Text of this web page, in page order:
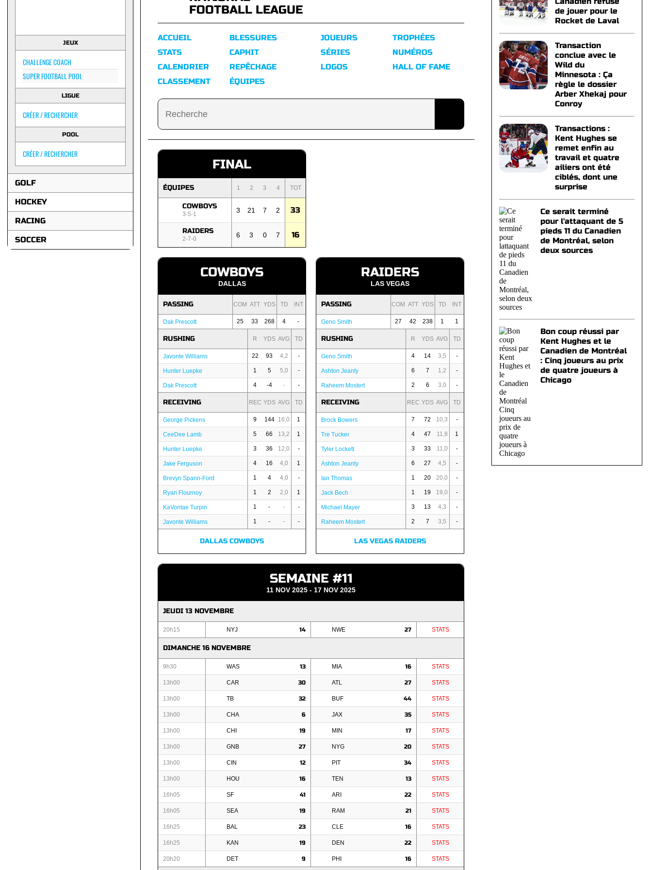
JEUX
CHALLENGE COACH
SUPER FOOTBALL POOL
LIGUE
CRÉER / RECHERCHER
POOL
CRÉER / RECHERCHER
GOLF
HOCKEY
RACING
SOCCER
FOOTBALL LEAGUE
ACCUEIL
STATS
CALENDRIER
CLASSEMENT
BLESSURES
CAPHIT
REPÊCHAGE
ÉQUIPES
JOUEURS
SÉRIES
LOGOS
TROPHÉES
NUMÉROS
HALL OF FAME
FINAL
ÉQUIPES 1 2 3 4 TOT
COWBOYS
3-5-1 3 21 7 2 33
RAIDERS
2-7-0 6 3 0 7 16
COWBOYS
DALLAS
PASSING COM ATT YDS TD INT
Dak Prescott 25 33 268 4 -
RUSHING R YDS AVG TD
Javonte Williams 22 93 4,2 -
Hunter Luepke 1 5 5,0 -
Dak Prescott 4 -4 - -
RECEIVING REC YDS AVG TD
George Pickens 9 144 16,0 1
CeeDee Lamb 5 66 13,2 1
Hunter Luepke 3 36 12,0 -
Jake Ferguson 4 16 4,0 1
Brevyn Spann-Ford 1 4 4,0 -
Ryan Flournoy 1 2 2,0 1
KaVontae Turpin 1 - - -
Javonte Williams 1 - - -
DALLAS COWBOYS
RAIDERS
LAS VEGAS
PASSING COM ATT YDS TD INT
Geno Smith 27 42 238 1 1
RUSHING R YDS AVG TD
Geno Smith 4 14 3,5 -
Ashton Jeanty 6 7 1,2 -
Raheem Mostert 2 6 3,0 -
RECEIVING REC YDS AVG TD
Brock Bowers 7 72 10,3 -
Tre Tucker 4 47 11,8 1
Tyler Lockett 3 33 11,0 -
Ashton Jeanty 6 27 4,5 -
Ian Thomas 1 20 20,0 -
Jack Bech 1 19 19,0 -
Michael Mayer 3 13 4,3 -
Raheem Mostert 2 7 3,5 -
LAS VEGAS RAIDERS
SEMAINE #11
11 NOV 2025 - 17 NOV 2025
JEUDI 13 NOVEMBRE
20h15 NYJ 14 NWE 27 STATS
DIMANCHE 16 NOVEMBRE
9h30 WAS 13 MIA 16 STATS
13h00 CAR 30 ATL 27 STATS
13h00 TB 32 BUF 44 STATS
13h00 CHA 6 JAX 35 STATS
13h00 CHI 19 MIN 17 STATS
13h00 GNB 27 NYG 20 STATS
13h00 CIN 12 PIT 34 STATS
13h00 HOU 16 TEN 13 STATS
16h05 SF 41 ARI 22 STATS
16h05 SEA 19 RAM 21 STATS
16h25 BAL 23 CLE 16 STATS
16h25 KAN 19 DEN 22 STATS
20h20 DET 9 PHI 16 STATS
de jouer pour le
Rocket de Laval
Transaction
conclue avec le
Wild du
Minnesota : Ça
règle le dossier
Arber Xhekaj pour
Conroy
Transactions :
Kent Hughes se
remet enfin au
travail et quatre
ailiers ont été
ciblés, dont une
surprise
Ce serait terminé
pour l'attaquant de 5
pieds 11 du Canadien
de Montréal, selon
deux sources
Bon coup réussi par
Kent Hughes et le
Canadien de Montréal
: Cinq joueurs au prix
de quatre joueurs à
Chicago